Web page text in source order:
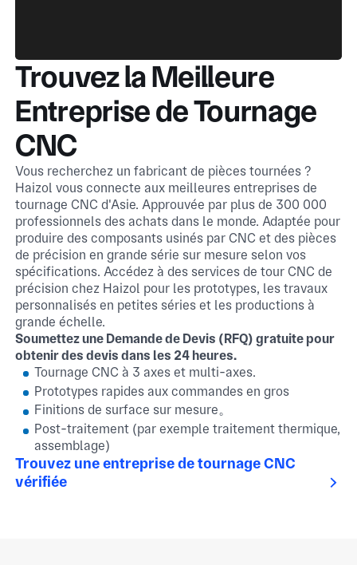
Trouvez la Meilleure
Entreprise de Tournage
CNC
Vous recherchez un fabricant de pièces tournées ?
Haizol vous connecte aux meilleures entreprises de
tournage CNC d'Asie. Approuvée par plus de 300 000
professionnels des achats dans le monde. Adaptée pour
produire des composants usinés par CNC et des pièces
de précision en grande série sur mesure selon vos
spécifications. Accédez à des services de tour CNC de
précision chez Haizol pour les prototypes, les travaux
personnalisés en petites séries et les productions à
grande échelle.
Soumettez une Demande de Devis (RFQ) gratuite pour
obtenir des devis dans les 24 heures.
Tournage CNC à 3 axes et multi-axes.
Prototypes rapides aux commandes en gros
Finitions de surface sur mesure。
Post-traitement (par exemple traitement thermique,
assemblage)
Trouvez une entreprise de tournage CNC
vérifiée